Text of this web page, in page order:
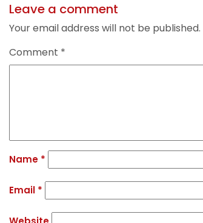
Leave a comment
Your email address will not be published.
Comment *
Name *
Email *